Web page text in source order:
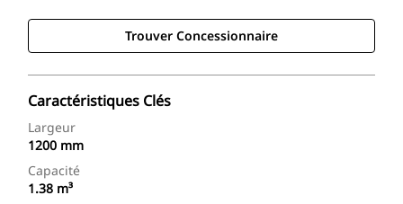
Trouver Concessionnaire
Caractéristiques Clés
Largeur
1200 mm
Capacité
1.38 m³